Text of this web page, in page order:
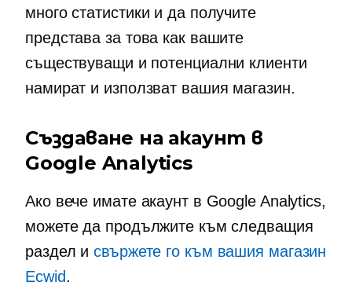
много статистики и да получите
представа за това как вашите
съществуващи и потенциални клиенти
намират и използват вашия магазин.
Създаване на акаунт в
Google Analytics
Ако вече имате акаунт в Google Analytics,
можете да продължите към следващия
раздел исвържете го към вашия магазин
Ecwid.